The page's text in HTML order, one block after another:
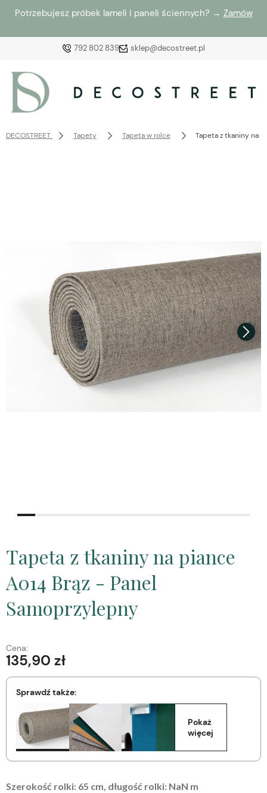
Potrzebujesz próbek lameli i paneli ściennych? → Zamów
792 802 839 sklep@decostreet.pl
DECOSTREET Tapety Tapeta w rolce Tapeta z tkaniny na
Tapeta z tkaniny na piance
A014 Brąz - Panel
Samoprzylepny
Cena:
135,90 zł
Sprawdź także:
Pokaż
więcej
Szerokość rolki: 65 cm, długość rolki: NaN m